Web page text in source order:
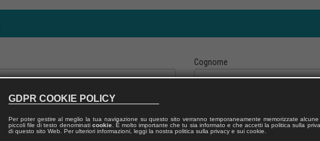
Cognome
GDPR COOKIE POLICY
Per poter gestire al meglio la tua navigazione su questo sito verranno temporaneamente memorizzate alcune
piccoli file di testo denominati cookie. È molto importante che tu sia informato e che accetti la politica sulla
di questo sito Web. Per ulteriori informazioni, leggi la nostra politica sulla privacy e sui cookie.